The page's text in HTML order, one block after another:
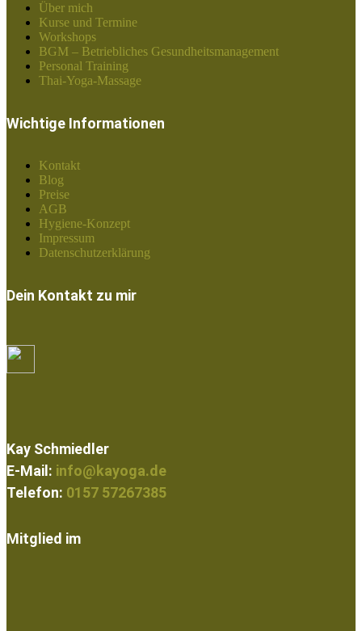
Über mich
Kurse und Termine
Workshops
BGM – Betriebliches Gesundheitsmanagement
Personal Training
Thai-Yoga-Massage
Wichtige Informationen
Kontakt
Blog
Preise
AGB
Hygiene-Konzept
Impressum
Datenschutzerklärung
Dein Kontakt zu mir
Kay Schmiedler
E-Mail: info@kayoga.de
Telefon: 0157 57267385
Mitglied im